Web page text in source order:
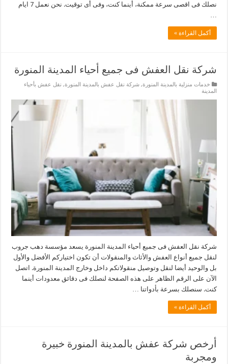
نصلك فى اقصى سرعة ممكنة، أينما كنت، وفى أى توقيت. نحن نعمل 7 ايام
…
أكمل القراءة »
شركة نقل العفش فى جميع أحياء المدينة المنورة
خدمات منزلية بالمدينة المنورة,شركة نقل عفش بالمدينة المنورة, نقل عفش بأحياء
المدينة
شركة نقل العفش فى جميع أحياء المدينة المنورة يسعد مؤسسة دهب جروب
لنقل جميع أنواع العفش والأثاث والمنقولات أن تكون اختياركم الأفضل والأول
بل والوحيد أيضا لنقل وتوصيل منقولاتكم داخل وخارج المدينة المنورة. اتصل
الآن على الرقم الظاهر على هذه الصفحة لنصلك فى دقائق معدودات أينما
كنت. سنصلك بسرعة بأدواتنا …
أكمل القراءة »
أرخص شركة عفش بالمدينة المنورة خبيرة
ومجربة